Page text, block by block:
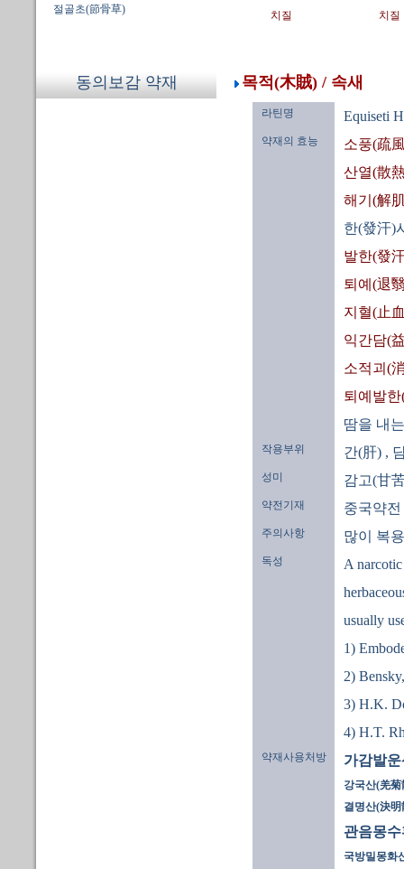
절골초(節骨草)
치질
치질
동의보감 약재 목적(木賊) / 속새
라틴명 Equiseti
약재의 효능
소풍(疏
산열(散
해기(解
한(發汗)
발한(發
퇴예(退
지혈(止
익간담(
소적괴(
퇴예발
땀을 내
작용부위 간(肝) ,
성미 감고(甘
약전기재 중국약전
주의사항 많이 복
독성
A
usually
1)
2)
3) H.K.
4) H.T.
약재사용처방 가감발
강국산(羌菊
결명산(決明
관음몽
국방밀몽화